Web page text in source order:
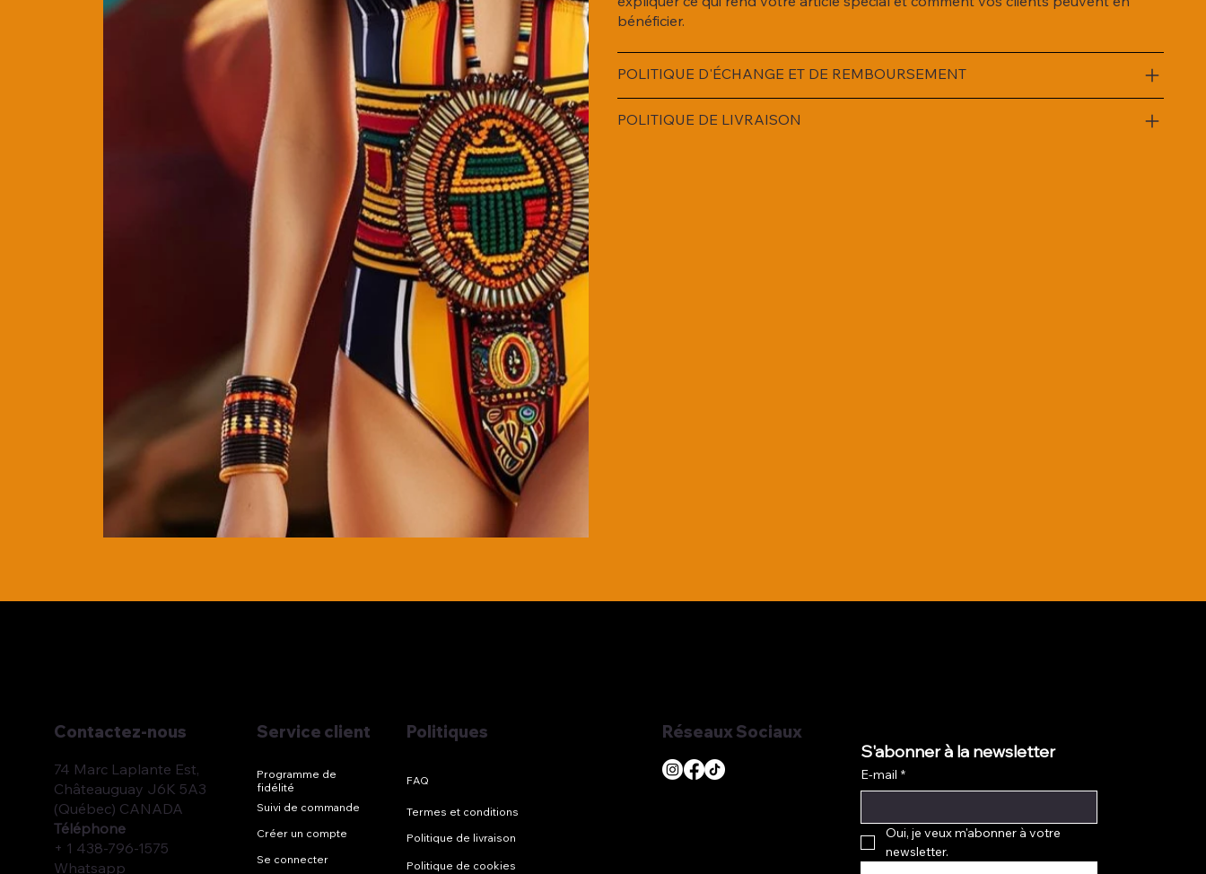
bénéficier.
POLITIQUE D'ÉCHANGE ET DE REMBOURSEMENT
POLITIQUE DE LIVRAISON
74 Marc Laplante Est,
Châteauguay J6K 5A3
(Québec) CANADA
Téléphone
+ 1 438-796-1575
Whatsapp
Contactez-nous Service client
Programme de
fidélité
Suivi de commande
Créer un compte
Se connecter
Politiques
Termes et conditions
Politique de livraison
Politique de cookies
Réseaux Sociaux
S'abonner à la newsletter
E-mail *
Oui, je veux m'abonner à votre
newsletter.